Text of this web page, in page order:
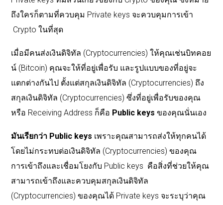
ถึงใครก็ตามที่ควบคุม Private keys จะควบคุมการเข้า
Crypto ในที่สุด
เมื่อมีคนส่งเงินดิจิทัล (Cryptocurrencies) ให้คุณเช่นบิทคอย
น์ (Bitcoin) คุณจะให้ที่อยู่เพื่อรับ และรูปแบบของที่อยู่จะ
แตกต่างกันไป ตั้งแต่สกุลเงินดิจิทัล (Cryptocurrencies) ถึง
สกุลเงินดิจิทัล (Cryptocurrencies) ซึ่งที่อยู่เพื่อรับของคุณ
หรือ Receiving Address ก็คือ Public keys ของคุณนั่นเอง
มันเรียกว่า Public keys เพราะคุณสามารถส่งให้ทุกคนได้
โดยไม่กระทบต่อเงินดิจิทัล (Cryptocurrencies) ของคุณ
การเข้าถึงและเชื่อมโยงกับ Public keys คือสิ่งที่ช่วยให้คุณ
สามารถเข้าถึงและควบคุมสกุลเงินดิจิทัล
(Cryptocurrencies) ของคุณได้ Private keys จะระบุว่าคุณ